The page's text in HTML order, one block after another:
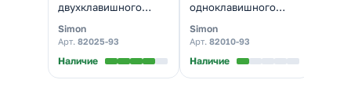
двухклавишного
подсветкой,
холодный алюминий
Simon
Арт. 82025-93
Наличие
одноклавишного
холодный алюминий
Simon
Арт. 82010-93
Наличие